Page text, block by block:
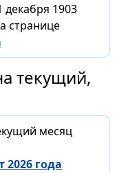
декабря 1903
странице
текущий,
месяц
2026 года